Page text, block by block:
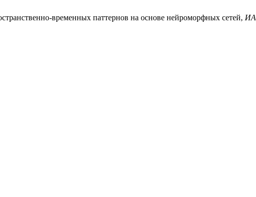
временных паттернов на основе нейроморфных сетей, ИА